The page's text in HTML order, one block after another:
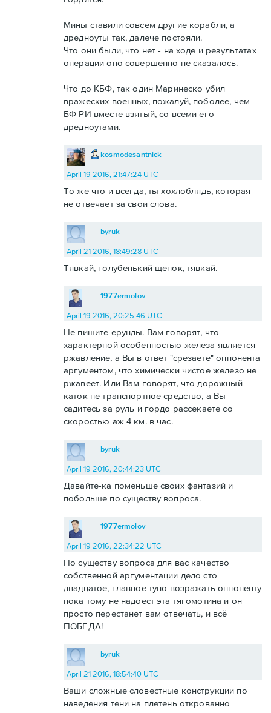
Мины ставили совсем другие корабли, а
дредноуты так, далече постояли.
Что они были, что нет - на ходе и результатах
операции оно совершенно не сказалось.
Что до КБФ, так один Маринеско убил
вражеских военных, пожалуй, поболее, чем
БФ РИ вместе взятый, со всеми его
дредноутами.
kosmodesantnick
April 19 2016, 21:47:24 UTC
То же что и всегда, ты хохлоблядь, которая
не отвечает за свои слова.
byruk
April 21 2016, 18:49:28 UTC
Тявкай, голубенький щенок, тявкай.
1977ermolov
April 19 2016, 20:25:46 UTC
Не пишите ерунды. Вам говорят, что
характерной особенностью железа является
ржавление, а Вы в ответ "срезаете" оппонента
аргументом, что химически чистое железо не
ржавеет. Или Вам говорят, что дорожный
каток не транспортное средство, а Вы
садитесь за руль и гордо рассекаете со
скоростью аж 4 км. в час.
byruk
April 19 2016, 20:44:23 UTC
Давайте-ка поменьше своих фантазий и
побольше по существу вопроса.
1977ermolov
April 19 2016, 22:34:22 UTC
По существу вопроса для вас качество
собственной аргументации дело сто
двадцатое, главное тупо возражать оппоненту
пока тому не надоест эта тягомотина и он
просто перестанет вам отвечать, и всё
ПОБЕДА!
byruk
April 21 2016, 18:54:40 UTC
Ваши сложные словестные конструкции по
наведения тени на плетень открованно